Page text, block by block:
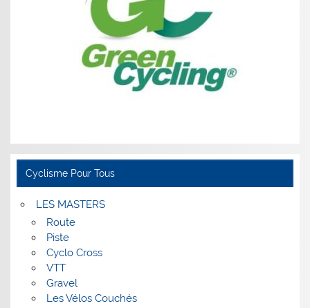
Cyclisme Pour Tous
LES MASTERS
Route
Piste
Cyclo Cross
VTT
Gravel
Les Vélos Couchés